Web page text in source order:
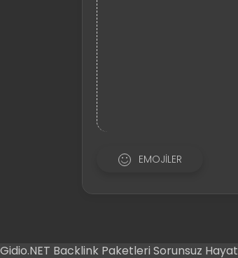
EMOJILER
Gidio.NET Backlink Paketleri Sorunsuz Hayat